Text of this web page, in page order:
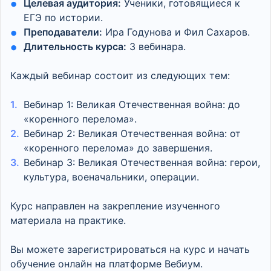
Целевая аудитория: Ученики, готовящиеся к
ЕГЭ по истории.
Преподаватели: Ира Годунова и Фил Сахаров.
Длительность курса: 3 вебинара.
Каждый вебинар состоит из следующих тем:
Вебинар 1: Великая Отечественная война: до
«коренного перелома».
Вебинар 2: Великая Отечественная война: от
«коренного перелома» до завершения.
Вебинар 3: Великая Отечественная война: герои,
культура, военачальники, операции.
Курс направлен на закрепление изученного
материала на практике.
Вы можете зарегистрироваться на курс и начать
обучение онлайн на платформе Вебиум.